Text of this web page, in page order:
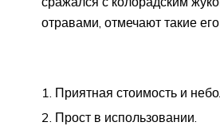
отравами, отмечают такие
Приятная стоимость и
Прост в использовании.